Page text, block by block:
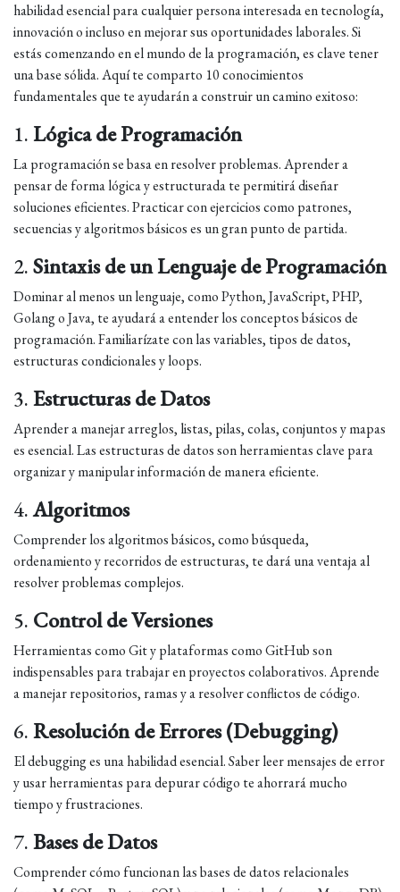
habilidad esencial para cualquier persona interesada en tecnología,
innovación o incluso en mejorar sus oportunidades laborales. Si
estás comenzando en el mundo de la programación, es clave tener
una base sólida. Aquí te comparto 10 conocimientos
fundamentales que te ayudarán a construir un camino exitoso:
1.Lógica de Programación
La programación se basa en resolver problemas. Aprender a
pensar de forma lógica y estructurada te permitirá diseñar
soluciones eficientes. Practicar con ejercicios como patrones,
secuencias y algoritmos básicos es un gran punto de partida.
2.Sintaxis de un Lenguaje de Programación
Dominar al menos un lenguaje, como Python, JavaScript, PHP,
Golang o Java, te ayudará a entender los conceptos básicos de
programación. Familiarízate con las variables, tipos de datos,
estructuras condicionales y loops.
3.Estructuras de Datos
Aprender a manejar arreglos, listas, pilas, colas, conjuntos y mapas
es esencial. Las estructuras de datos son herramientas clave para
organizar y manipular información de manera eficiente.
4.Algoritmos
Comprender los algoritmos básicos, como búsqueda,
ordenamiento y recorridos de estructuras, te dará una ventaja al
resolver problemas complejos.
5. Control de Versiones
Herramientas como Git y plataformas como GitHub son
indispensables para trabajar en proyectos colaborativos. Aprende
a manejar repositorios, ramas y a resolver conflictos de código.
6.Resolución de Errores (Debugging)
El debugging es una habilidad esencial. Saber leer mensajes de error
y usar herramientas para depurar código te ahorrará mucho
tiempo y frustraciones.
7.Bases de Datos
Comprender cómo funcionan las bases de datos relacionales